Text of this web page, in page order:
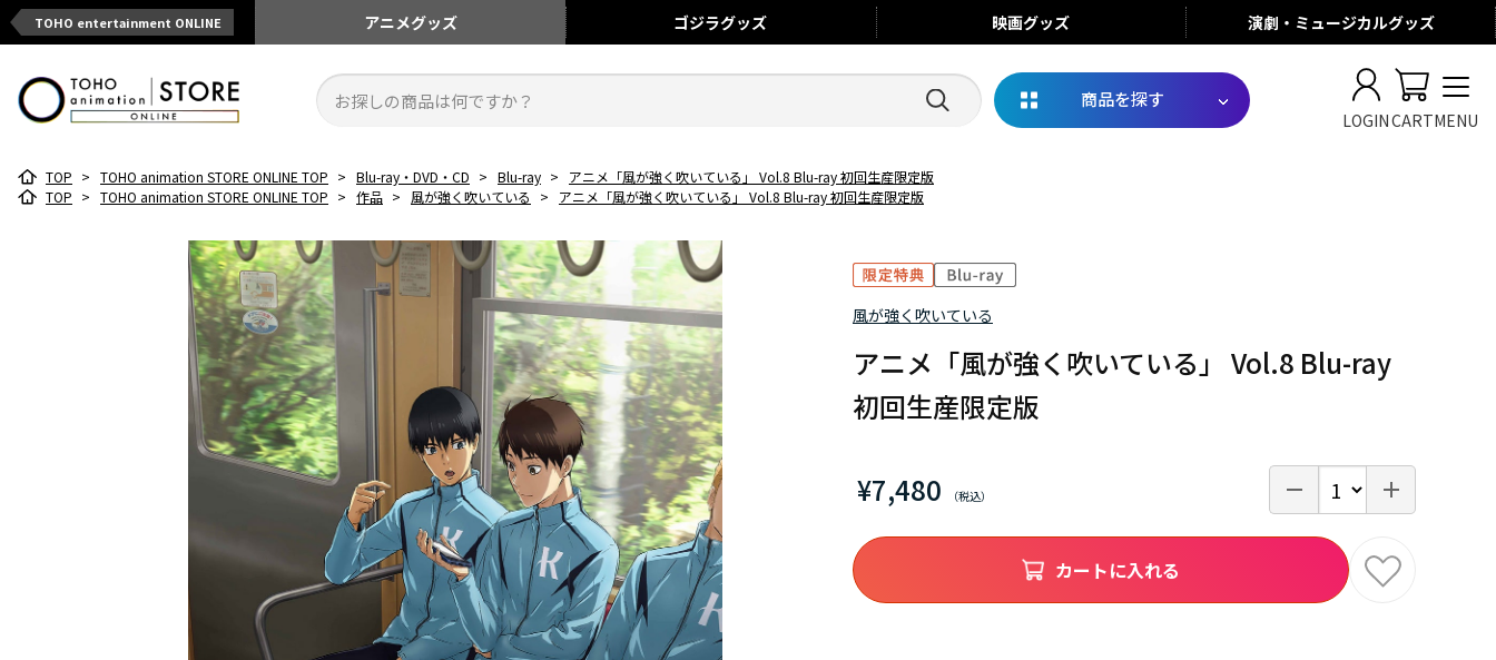
TOHO entertainment ONLINE アニメグッズ ゴジラグッズ 映画グッズ 演劇・ミュージカルグッズ
商品を探す
LOGINCARTMENU
TOP > TOHO animation STORE ONLINE TOP > Blu-ray・DVD・CD > Blu-ray >
アニメ「風が強く吹いている」 Vol.8 Blu-ray 初回生産限定版
TOP > TOHO animation STORE ONLINE TOP > 作品 > 風が強く吹いている > アニメ「風が強く吹いている」 Vol.8 Blu-ray 初回生産限定版
風が強く吹いている
アニメ「風が強く吹いている」 Vol.8 Blu-ray
初回生産限定版
¥7,480
カートに入れる